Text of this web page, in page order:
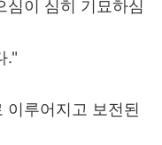
심이 심히 기묘하심
."
이루어지고 보전된